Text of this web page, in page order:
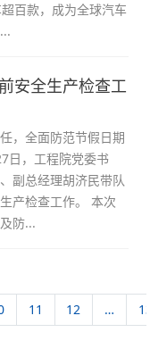
百款，成为全球汽车
安全生产检查工
，全面防范节假日期
日，工程院党委书
副总经理胡济民带队
产检查工作。 本次
防...
11 12 …